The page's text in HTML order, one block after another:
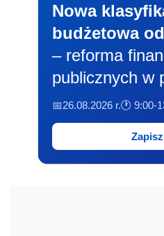
Nowa
budżetowa
– reforma
publicznych w
📅26.08.2026 r.🕐 9:00-